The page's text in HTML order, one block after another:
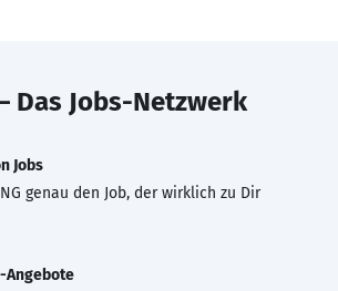
Das Jobs-Netzwerk
Jobs
genau den Job, der wirklich zu Dir
Angebote